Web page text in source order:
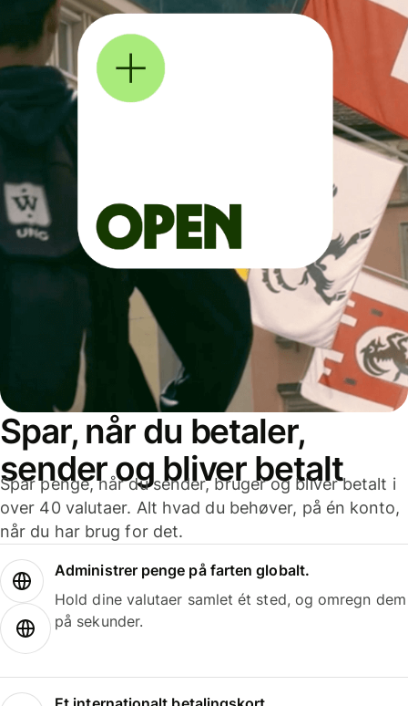
Spar, når du betaler,
sender og bliver betalt
Spar penge, når du sender, bruger og bliver betalt i
over 40 valutaer. Alt hvad du behøver, på én konto,
når du har brug for det.
Administrer penge på farten globalt.
Hold dine valutaer samlet ét sted, og omregn dem
på sekunder.